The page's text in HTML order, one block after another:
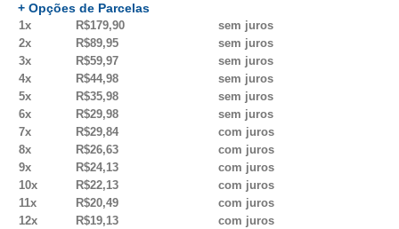
+ Opções de Parcelas
1x R$179,90
sem juros
2x
R$89,95
sem juros
3x
R$59,97
sem juros
4x
R$44,98
sem juros
5x
R$35,98
sem juros
6x
R$29,98
sem juros
7x
R$29,84
com juros
8x
R$26,63
com juros
9x
R$24,13
com juros
10x
R$22,13
com juros
11x
R$20,49
com juros
12x
R$19,13 com juros